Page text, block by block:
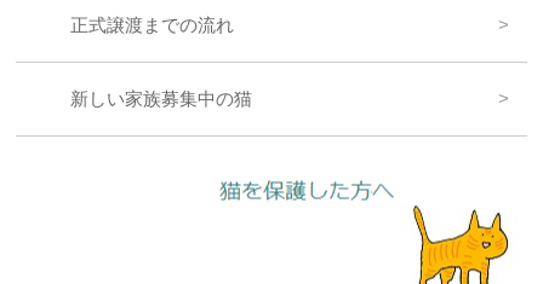
正式譲渡までの流れ
新しい家族募集中の猫